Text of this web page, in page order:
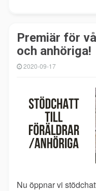
Premiär för
och anhöriga!
2020-09-17
Nu öppnar vi